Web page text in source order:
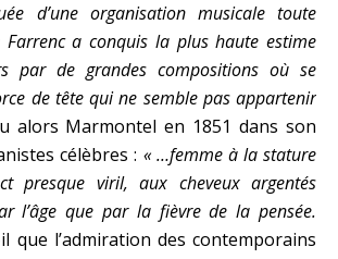
d’une organisation musicale toute
Farrenc a conquis la plus haute estime
par de grandes compositions où se
de tête qui ne semble pas appartenir
alors Marmontel en 1851 dans son
célèbres : « …femme à la stature
presque viril, aux cheveux argentés
l’âge que par la fièvre de la pensée.
que l’admiration des contemporains